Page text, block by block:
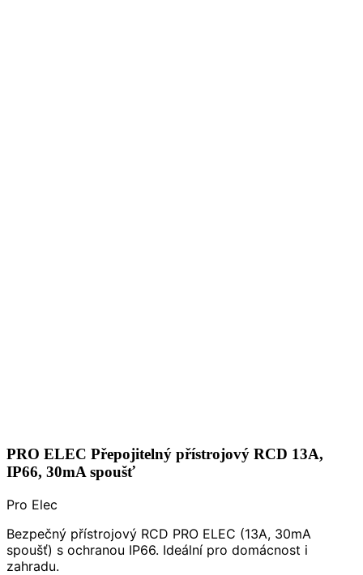
PRO ELEC Přepojitelný přístrojový RCD 13A,
IP66, 30mA spoušť
Pro Elec
Bezpečný přístrojový RCD PRO ELEC (13A, 30mA
spoušť) s ochranou IP66. Ideální pro domácnost i
zahradu.